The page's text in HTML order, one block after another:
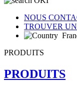
NOUS
TROUVER
PRODUITS
PRODUITS